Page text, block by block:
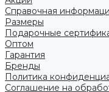
Справочная
Размеры
Подарочные
Оптом
Гарантия
Бренды
Политика
Соглашение на